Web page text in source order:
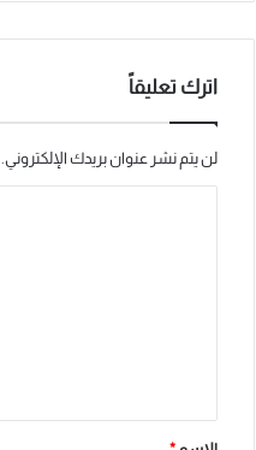
اترك تعليقاً
لن يتم نشر عنوان بريدك الإلكتروني.
ق